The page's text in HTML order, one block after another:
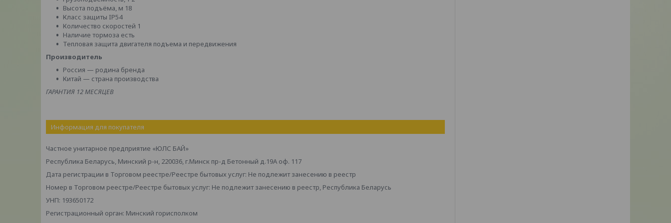
Высота подъёма, м 18
Класс защиты IP54
Количество скоростей 1
Наличие тормоза есть
Тепловая защита двигателя подъема и передвижения
Производитель
Россия — родина бренда
Китай — страна производства
ГАРАНТИЯ 12 МЕСЯЦЕВ
Информация для покупателя
Частное унитарное предприятие «ЮЛС БАЙ»
Республика Беларусь, Минский р-н, 220036, г.Минск пр-д Бетонный д.19А оф. 117
Дата регистрации в Торговом реестре/Реестре бытовых услуг: Не подлежит занесению в реестр
Номер в Торговом реестре/Реестре бытовых услуг: Не подлежит занесению в реестр, Республика Беларусь
УНП: 193650172
Регистрационный орган: Минский горисполком